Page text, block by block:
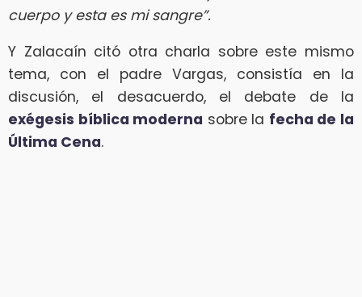
cuerpo y esta es mi sangre”.
Y Zalacaín citó otra charla sobre este mismo
tema, con el padre Vargas, consistía en la
discusión, el desacuerdo, el debate de la
exégesis bíblica moderna sobre la fecha de la
Última Cena.